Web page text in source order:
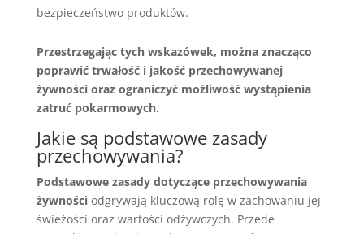
bezpieczeństwo produktów.
Przestrzegając tych wskazówek, można znacząco
poprawić trwałość i jakość przechowywanej
żywności oraz ograniczyć możliwość wystąpienia
zatruć pokarmowych.
Jakie są podstawowe zasady
przechowywania?
Podstawowe zasady dotyczące przechowywania
żywnościodgrywają kluczową rolę w zachowaniu jej
świeżości oraz wartości odżywczych. Przede